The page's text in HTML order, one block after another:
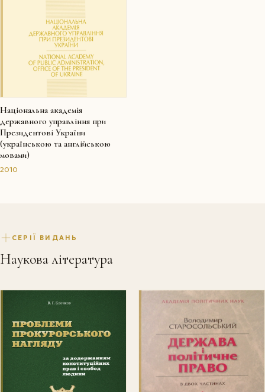
Національна академія
державного управління при
Президентові України
(українською та англійською
мовами)
2010
СЕРІЇ ВИДАНЬ
Наукова література